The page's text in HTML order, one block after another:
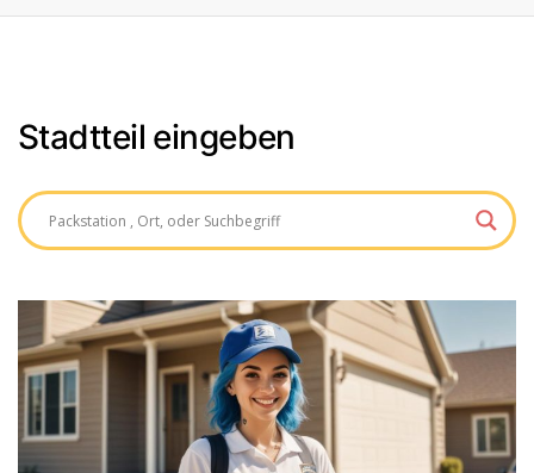
Stadtteil eingeben